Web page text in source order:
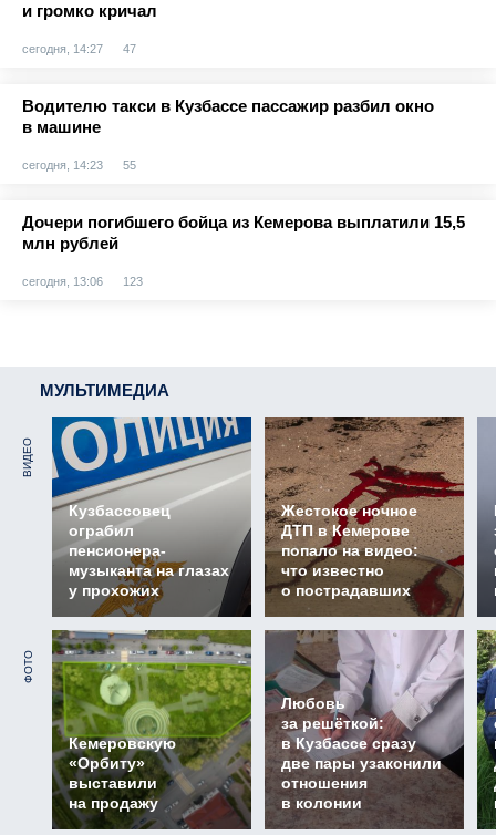
и громко кричал
сегодня, 14:27 47
Водителю такси в Кузбассе пассажир разбил окно
в машине
сегодня, 14:23 55
Дочери погибшего бойца из Кемерова выплатили 15,5
млн рублей
сегодня, 13:06 123
МУЛЬТИМЕДИА
ВИДЕО
Кузбассовец
ограбил
пенсионера-
музыканта на глазах
у прохожих
Жестокое ночное
ДТП в Кемерове
попало на видео:
что известно
о пострадавших
ФОТО
Кемеровскую
«Орбиту»
выставили
на продажу
Любовь
за решёткой:
в Кузбассе сразу
две пары узаконили
отношения
в колонии